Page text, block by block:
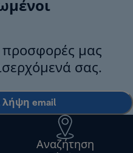
προσφορές μας
σας.
λήψη email
Αναζήτηση